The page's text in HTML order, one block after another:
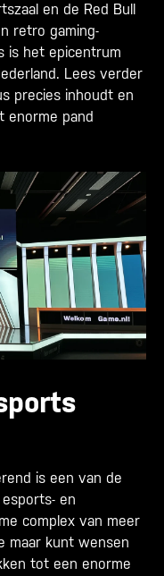
en de Red Bull
retro gaming-
is het epicentrum
Lees verder
precies inhoudt en
enorme pand
is een van de
en
complex van meer
maar kunt wensen
tot een enorme